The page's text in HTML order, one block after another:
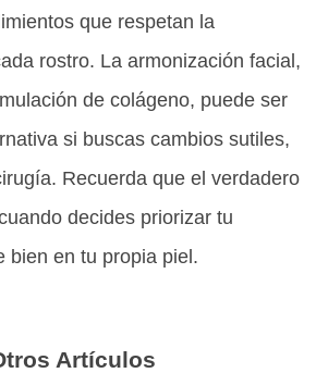
que respetan la
rostro. La armonización facial,
de colágeno, puede ser
si buscas cambios sutiles,
Recuerda que el verdadero
decides priorizar tu
bien en tu propia piel.
Artículos